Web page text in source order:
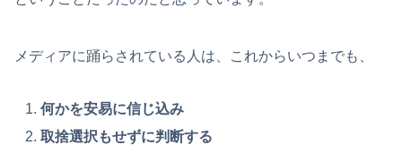
メディアに踊らされている人は、これからいつまでも、
何かを安易に信じ込み
取捨選択もせずに判断する